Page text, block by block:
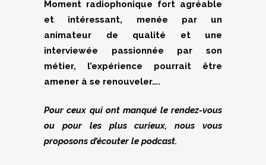
Moment radiophonique fort agréable
et intéressant, menée par un
animateur de qualité et une
interviewée passionnée par son
métier, l’expérience pourrait être
amener à se renouveler….
Pour ceux qui ont manqué le rendez-vous
ou pour les plus curieux, nous vous
proposons d’écouter le podcast.